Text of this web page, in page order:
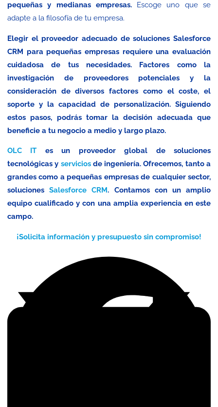
pequeñas y medianas empresas.Escoge uno que se
adapte a la filosofía de tu empresa.
Elegir el proveedor adecuado de soluciones Salesforce
CRM para pequeñas empresas requiere una evaluación
cuidadosa de tus necesidades. Factores como la
investigación de proveedores potenciales y la
consideración de diversos factores como el coste, el
soporte y la capacidad de personalización. Siguiendo
estos pasos, podrás tomar la decisión adecuada que
beneficie a tu negocio a medio y largo plazo.
OLC IT es un proveedor global de soluciones
tecnológicas y serviciosde ingeniería. Ofrecemos, tanto a
grandes como a pequeñas empresas de cualquier sector,
solucionesSalesforce CRM. Contamos con un amplio
equipo cualificado y con una amplia experiencia en este
campo.
¡Solicita información y presupuesto sin compromiso!